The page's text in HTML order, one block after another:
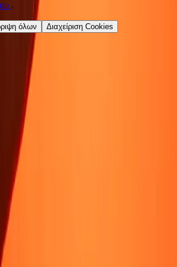
.
όλων Διαχείριση Cookies